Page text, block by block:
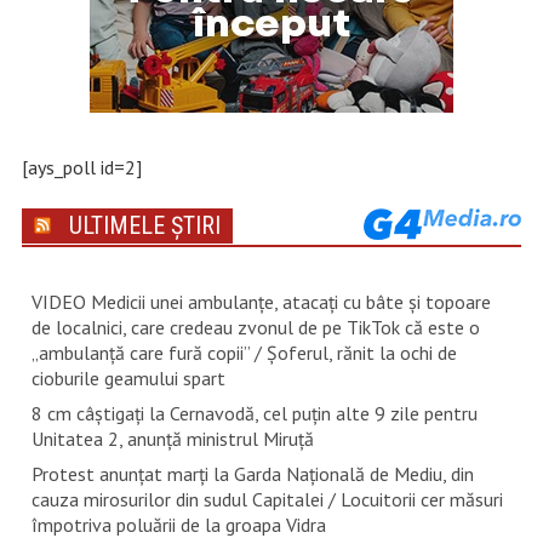
[ays_poll id=2]
ULTIMELE ȘTIRI
VIDEO Medicii unei ambulanțe, atacați cu bâte și topoare
de localnici, care credeau zvonul de pe TikTok că este o
„ambulanță care fură copii” / Șoferul, rănit la ochi de
cioburile geamului spart
8 cm câștigați la Cernavodă, cel puțin alte 9 zile pentru
Unitatea 2, anunță ministrul Miruță
Protest anunțat marți la Garda Națională de Mediu, din
cauza mirosurilor din sudul Capitalei / Locuitorii cer măsuri
împotriva poluării de la groapa Vidra